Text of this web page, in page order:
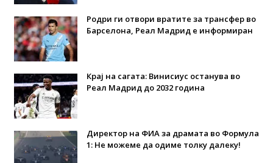
Родри ги отвори вратите за трансфер во
Барселона, Реал Мадрид е информиран
Крај на сагата: Винисиус останува во
Реал Мадрид до 2032 година
Директор на ФИА за драмата во Формула
1: Не можеме да одиме толку далеку!